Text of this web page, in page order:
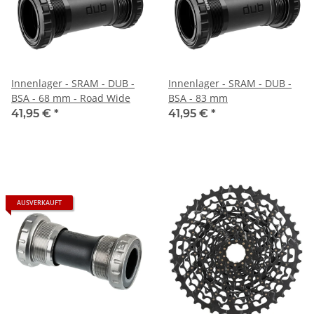
Innenlager - SRAM - DUB -
BSA - 68 mm - Road Wide
41,95 € *
Innenlager - SRAM - DUB -
BSA - 83 mm
41,95 € *
AUSVERKAUFT